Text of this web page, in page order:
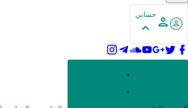
حسابي